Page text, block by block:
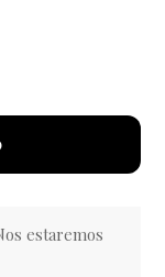
estaremos